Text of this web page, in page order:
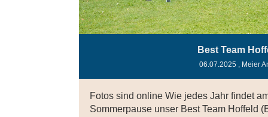
Best Team
06.07.2025 , Meier
Fotos sind online Wie jedes Jahr findet
Sommerpause unser Best Team Hoffeld